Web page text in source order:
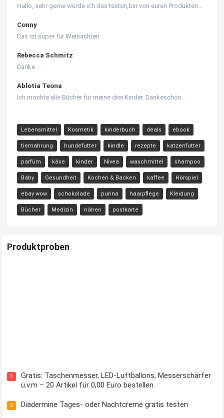
Hallo, sehr gerne würde ich das testen,bin von euren Produkten…
Conny
Das ist super für Weinachten
Rebecca Schmitz
Danke
Ablotia Teona
Ich mochte alle Bücher für meine drei Kinder. Dankeschön
Lebensmittel Kosmetik kinderbuch deals ebook
tiernahrung hundefutter kindle rezepte katzenfutter
parfüm käse kinder Nivea waschmittel shampoo
Baby Gesundheit Kochen & Backen kaffee Hörspiel
ebay wow schokolade purina haarpflege Kleidung
Bücher Medizin nähen postkarte
Produktproben
1
Gratis: Taschenmesser, LED-Luftballons, Messerschärfer
u.v.m – 20 Artikel für 0,00 Euro bestellen
2 Diadermine Tages- oder Nachtcreme gratis testen